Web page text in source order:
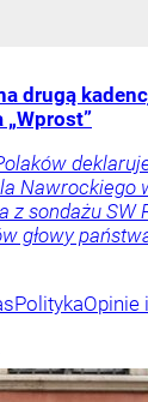
drugą
Nawrockiego
z sondażu SW
głowy
PolitykaOpinie